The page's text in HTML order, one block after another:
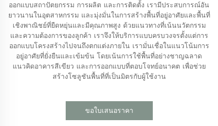
ออกแบบสถาปัตยกรรม การผลิต และการติดตั้ง เรามีประสบการณ์อัน
ยาวนานในอุตสาหกรรม และมุ่งมั่นในการสร้างพื้นที่อยู่อาศัยและพื้นที่
เชิงพาณิชย์ที่ยืดหยุ่นและมีคุณภาพสูง ด้วยแนวทางที่เน้นนวัตกรรม
และความต้องการของลูกค้า เราจึงให้บริการแบบครบวงจรตั้งแต่การ
ออกแบบโครงสร้างไปจนถึงตกแต่งภายใน เรามั่นเชื่อในแนวโน้มการ
อยู่อาศัยที่ยั่งยืนและเข้มข้น โดยเน้นการใช้พื้นที่อย่างชาญฉลาด
แนวคิดอาคารสีเขียว และการออกแบบที่ตอบโจทย์อนาคต เพื่อช่วย
สร้างโซลูชันพื้นที่ที่เป็นมิตรกับผู้ใช้งาน
ขอใบเสนอราคา